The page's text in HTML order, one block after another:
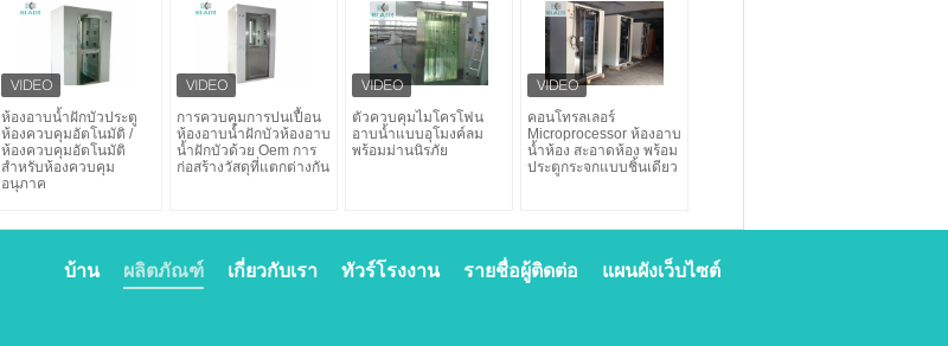
ห้องอาบน้ำฝักบัวประตู
ห้องควบคุมอัตโนมัติ /
ห้องควบคุมอัตโนมัติ
สำหรับห้องควบคุม
อนุภาค
การควบคุมการปนเปื้อน
ห้องอาบน้ำฝักบัวห้องอาบ
น้ำฝักบัวด้วย Oem การ
ก่อสร้างวัสดุที่แตกต่างกัน
ตัวควบคุมไมโครโฟน
อาบน้ำแบบอุโมงค์ลม
พร้อมม่านนิรภัย
คอนโทรลเลอร์
Microprocessor ห้องอาบ
น้ำห้อง สะอาดห้อง พร้อม
ประตูกระจกแบบชิ้นเดียว
แผนผังเว็บไซต์
รายชื่อผู้ติดต่อ
ทัวร์โรงงาน
เกี่ยวกับเรา
ผลิตภัณฑ์
บ้าน